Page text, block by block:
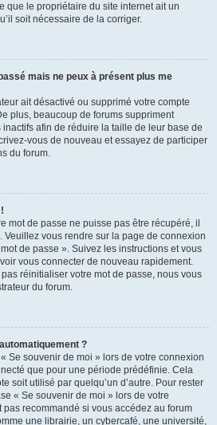
que le propriétaire du site internet ait un
soit nécessaire de la corriger.
mais ne peux à présent plus me
ait désactivé ou supprimé votre compte
plus, beaucoup de forums suppriment
afin de réduire la taille de leur base de
vous de nouveau et essayez de participer
du forum.
mot de passe ne puisse pas être récupéré, il
vous rendre sur la page de connexion
de passe ». Suivez les instructions et vous
vous connecter de nouveau rapidement.
réinitialiser votre mot de passe, nous vous
du forum.
?
Se souvenir de moi » lors de votre connexion
que pour une période prédéfinie. Cela
soit utilisé par quelqu’un d’autre. Pour rester
« Se souvenir de moi » lors de votre
pas recommandé si vous accédez au forum
une librairie, un cybercafé, une université,